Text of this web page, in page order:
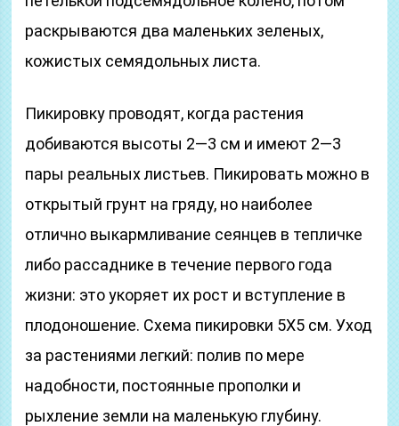
раскрываются два маленьких зеленых,
кожистых семядольных листа.
Пикировку проводят, когда растения
добиваются высоты 2—3 см и имеют 2—3
пары реальных листьев. Пикировать можно в
открытый грунт на гряду, но наиболее
отлично выкармливание сеянцев в тепличке
либо рассаднике в течение первого года
жизни: это укоряет их рост и вступление в
плодоношение. Схема пикировки 5X5 см. Уход
за растениями легкий: полив по мере
надобности, постоянные прополки и
рыхление земли на маленькую глубину.